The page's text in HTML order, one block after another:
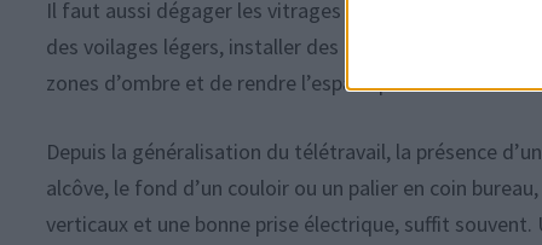
Il faut aussi dégager les vitrages en évitant de
des voilages légers, installer des tringles haut et
zones d’ombre et de rendre l’espace plus accueillant.
Depuis la généralisation du télétravail, la présence
alcôve, le fond d’un couloir ou un palier en coin
verticaux et une bonne prise électrique, suffit